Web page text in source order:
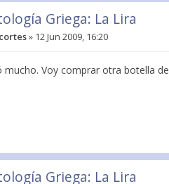
Griega: La Lira
» 12 Jun 2009, 16:20
mucho. Voy comprar otra botella
Griega: La Lira